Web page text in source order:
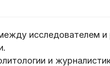
исследователем
и